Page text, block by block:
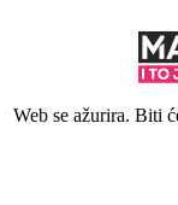
Web se ažurira. Biti